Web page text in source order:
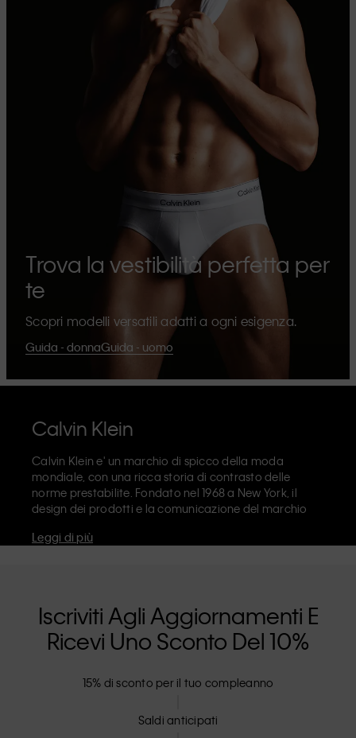
Trova la vestibilità perfetta per
te
Scopri modelli versatili adatti a ogni esigenza.
Guida - donnaGuida - uomo
Calvin Klein
Calvin Klein e' un marchio di spicco della moda
mondiale, con una ricca storia di contrasto delle
norme prestabilite. Fondato nel 1968 a New York, il
design dei prodotti e la comunicazione del marchio
celebra l'autoespressione. Il marchio Calvin Klein e'
scarpe eaccessori, che puntano ad elevare I capi
essenziali di tutti I giorni. Tutte le linee di Calvin Klein,
Calvin Klein Jeans, Calvin Klein Underwear,Calvin Klein
un posizionamento di vendita, e commercializzano
per consumatori locali e internazionali. La filosofia
inclusiva di Calvin Klein e' ulteriormente rafforzata
Leggi di più
Iscriviti Agli Aggiornamenti E
Ricevi Uno Sconto Del 10%
15% di sconto per il tuo compleanno
Saldi anticipati